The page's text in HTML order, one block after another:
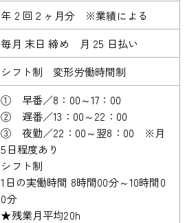
年 2 回２ヶ月分 ※業績による
毎月 末日 締め 月 25 日払い
シフト制 変形労働時間制
① 早番／8：00～17：00
② 遅番／13：00～22：00
③ 夜勤／22：00～翌8：00 ※月
5日程度あり
シフト制
1日の実働時間 8時間00分～10時間0
0分
★残業月平均20h